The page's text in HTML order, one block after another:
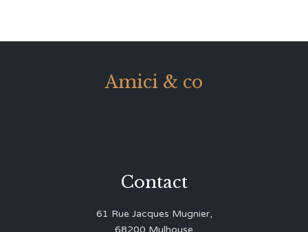
Amici & co
Contact
61 Rue Jacques Mugnier,